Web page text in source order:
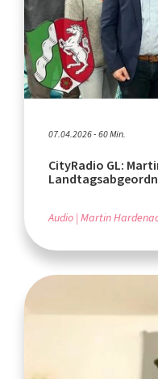
07.04.2026 - 60 Min.
CityRadio GL:
Audio Martin